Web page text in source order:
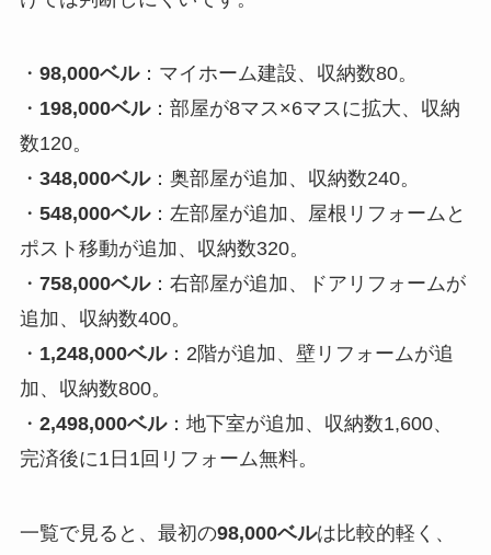
・ 98,000ベル：マイホーム建設、収納数80。
・ 198,000ベル：部屋が8マス×6マスに拡大、収納
数120。
・ 348,000ベル：奥部屋が追加、収納数240。
・ 548,000ベル：左部屋が追加、屋根リフォームと
ポスト移動が追加、収納数320。
・ 758,000ベル：右部屋が追加、ドアリフォームが
追加、収納数400。
・ 1,248,000ベル：2階が追加、壁リフォームが追
加、収納数800。
・ 2,498,000ベル：地下室が追加、収納数1,600、
完済後に1日1回リフォーム無料。
一覧で見ると、最初の98,000ベルは比較的軽く、